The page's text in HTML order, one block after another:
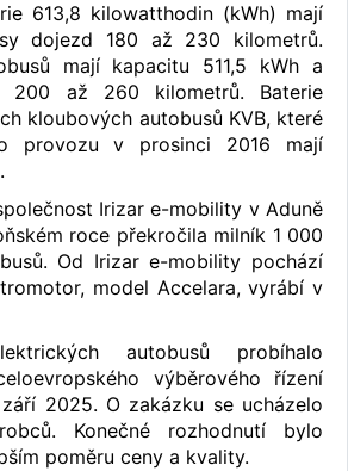
613,8 kilowatthodin (kWh) mají
dojezd 180 až 230 kilometrů.
mají kapacitu 511,5 kWh a
200 až 260 kilometrů. Baterie
kloubových autobusů KVB, které
provozu v prosinci 2016 mají
Irizar e-mobility v Aduně
roce překročila milník 1 000
Od Irizar e-mobility pochází
model Accelara, vyrábí v
autobusů probíhalo
výběrového řízení
2025. O zakázku se ucházelo
Konečné rozhodnutí bylo
poměru ceny a kvality.